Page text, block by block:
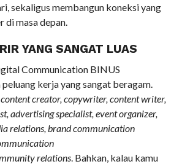
sekaligus membangun koneksi yang
di masa depan.
YANG SANGAT LUAS
Communication BINUS
kerja yang sangat beragam.
content creator, copywriter, content writer,
advertising specialist, event organizer,
relations, brand communication
relations. Bahkan, kalau kamu